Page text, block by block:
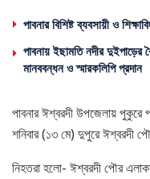
পাবনার বিশিষ্ট ব্যবসায়ী ও
পাবনায় ইছামতি নদীর দুইপাড়ের
মানববন্ধন ও স্মারকলিপি প্রদান
পাবনার ঈশ্বরদী উপজেলায় পুকুরে
শনিবার (১৩ মে) দুপুরে ঈশ্বরদী
নিহতরা হলো- ঈশ্বরদী পৌর